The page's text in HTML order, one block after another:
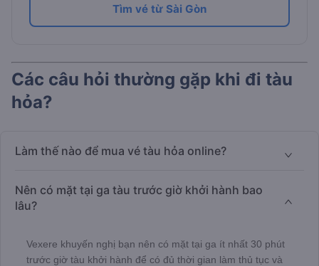
Tìm vé từ Sài Gòn
Các câu hỏi thường gặp khi đi tàu
hỏa?
Làm thế nào để mua vé tàu hỏa online?
Nên có mặt tại ga tàu trước giờ khởi hành bao
lâu?
Vexere khuyến nghị bạn nên có mặt tại ga ít nhất 30 phút
trước giờ tàu khởi hành để có đủ thời gian làm thủ tục và